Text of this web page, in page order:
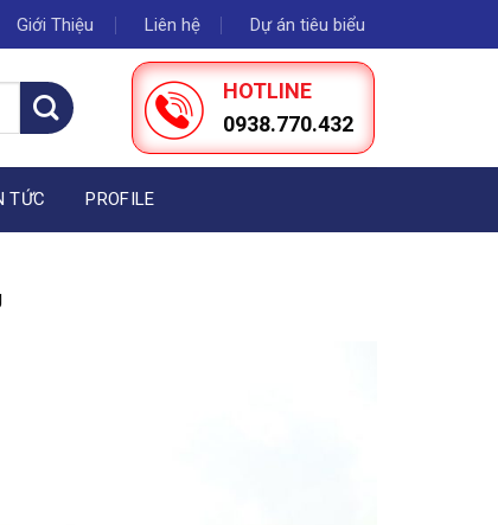
Giới Thiệu Liên hệ Dự án tiêu biểu
HOTLINE
0938.770.432
TỨC PROFILE